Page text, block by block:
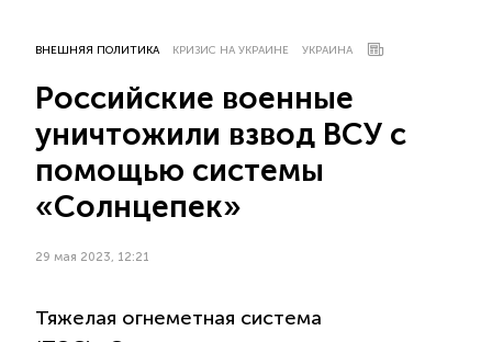
ВНЕШНЯЯ ПОЛИТИКА КРИЗИС НА УКРАИНЕ УКРАИНА
Российские военные
уничтожили взвод ВСУ с
помощью системы
«Солнцепек»
29 мая 2023, 12:21
Тяжелая огнеметная система